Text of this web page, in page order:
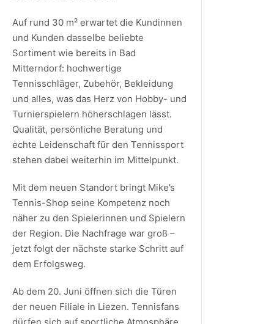
Auf rund 30 m² erwartet die Kundinnen
und Kunden dasselbe beliebte
Sortiment wie bereits in Bad
Mitterndorf: hochwertige
Tennisschläger, Zubehör, Bekleidung
und alles, was das Herz von Hobby- und
Turnierspielern höherschlagen lässt.
Qualität, persönliche Beratung und
echte Leidenschaft für den Tennissport
stehen dabei weiterhin im Mittelpunkt.
Mit dem neuen Standort bringt Mike’s
Tennis-Shop seine Kompetenz noch
näher zu den Spielerinnen und Spielern
der Region. Die Nachfrage war groß –
jetzt folgt der nächste starke Schritt auf
dem Erfolgsweg.
Ab dem 20. Juni öffnen sich die Türen
der neuen Filiale in Liezen. Tennisfans